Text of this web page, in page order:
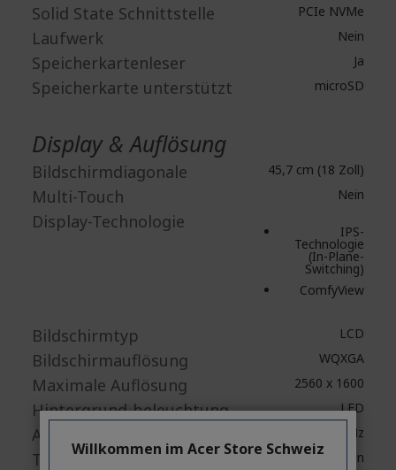
Solid State Schnittstelle PCIe NVMe
Laufwerk Nein
Speicherkartenleser Ja
Speicherkarte unterstützt microSD
Display & Auflösung
Bildschirmdiagonale 45,7 cm (18 Zoll)
Multi-Touch Nein
Display-Technologie IPS-
Technologie
(In-Plane-
Switching)
ComfyView
Bildschirmtyp LCD
Bildschirmauflösung WQXGA
Maximale Auflösung 2560 x 1600
Hintergrund-beleuchtung LED
Aktualisierungsrate 250 Hz
Touchscreen Nein
Willkommen im Acer Store Schweiz